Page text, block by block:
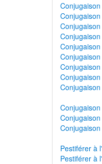
Pestiférer à
Pestiférer à